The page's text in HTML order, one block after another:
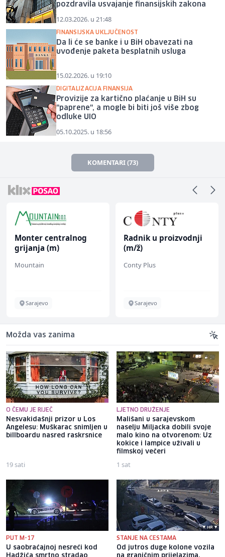
pozdravila usvajanje finansijskih zakona
12.03.2026. u 21:48
FINANSIJSKA UKLJUČENOST
Da li će se banke i u BiH obavezati na
uvođenje paketa besplatnih usluga
15.02.2026. u 19:10
DIGITALIZACIJA FINANSIJA
Provizije za kartično plaćanje u BiH su
"paprene", a mogle bi biti još više zbog
odluke UIO
05.10.2025. u 18:56
KOMENTARI (73)
Monter centralnog
grijanja (m)
Mountain
Sarajevo
Radnik u proizvodnji
(m/ž)
Conty Plus
Sarajevo
Možda vas zanima
O ČEMU JE RIJEČ
Nesvakidašnji prizor u Los
Angelesu: Muškarac snimljen u
billboardu nasred raskrsnice
19 sati
LJETNO DRUŽENJE
Mališani u sarajevskom
naselju Miljacka dobili svoje
malo kino na otvorenom: Uz
kokice i lampice uživali u
filmskoj večeri
1 sat
PUT M-17
U saobraćajnoj nesreći kod
Hadžića smrtno stradao
STANJE NA CESTAMA
Od jutros duge kolone vozila
na graničnim prijelazima,